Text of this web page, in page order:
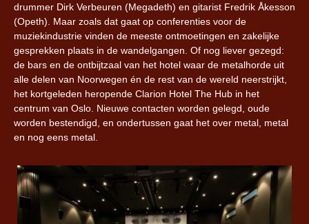
drummer Dirk Verbeuren (Megadeth) en gitarist Fredrik Åkesson
(Opeth). Maar zoals dat gaat op conferenties voor de
muziekindustrie vinden de meeste ontmoetingen en zakelijke
gesprekken plaats in de wandelgangen. Of nog liever gezegd:
de bars en de ontbijtzaal van het hotel waar de metalhorde uit
alle delen van Noorwegen én de rest van de wereld neerstrijkt,
het kortgeleden heropende Clarion Hotel The Hub in het
centrum van Oslo. Nieuwe contacten worden gelegd, oude
worden bestendigd, en ondertussen gaat het over metal, metal
en nog eens metal.